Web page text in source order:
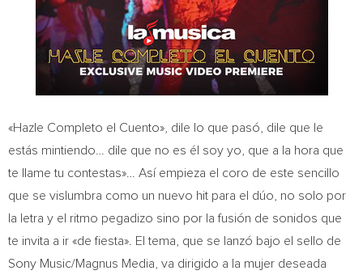
«Hazle Completo el Cuento», dile lo que pasó, dile que le
estás mintiendo… dile que no es él soy yo, que a la hora que
te llame tu contestas»… Así empieza el coro de este sencillo
que se vislumbra como un nuevo hit para el dúo, no solo por
la letra y el ritmo pegadizo sino por la fusión de sonidos que
te invita a ir «de fiesta». El tema, que se lanzó bajo el sello de
Sony Music/Magnus Media, va dirigido a la mujer deseada